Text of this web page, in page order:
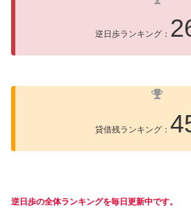
逆日歩ランキング：
貸借残ランキング：
逆日歩の全体ランキングを毎日更新中です。